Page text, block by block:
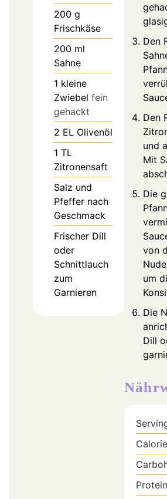
200 g
Frischkäse
200 ml
Sahne
1 kleine
Zwiebel fein
gehackt
2 EL Olivenöl
1 TL
Zitronensaft
Salz und
Pfeffer nach
Geschmack
Frischer Dill
oder
Schnittlauch
zum
Garnieren
Den
Den
und
Mit
Die
von
um
Die
Dill